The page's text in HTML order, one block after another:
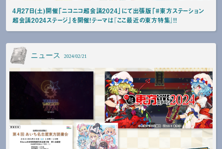
4月27日(土)開催「ニコニコ超会議2024」にて出張版「#東方ステーション
超会議2024ステージ」を開催！テーマは『ここ最近の東方特集』！！
ニュース 2024/02/21